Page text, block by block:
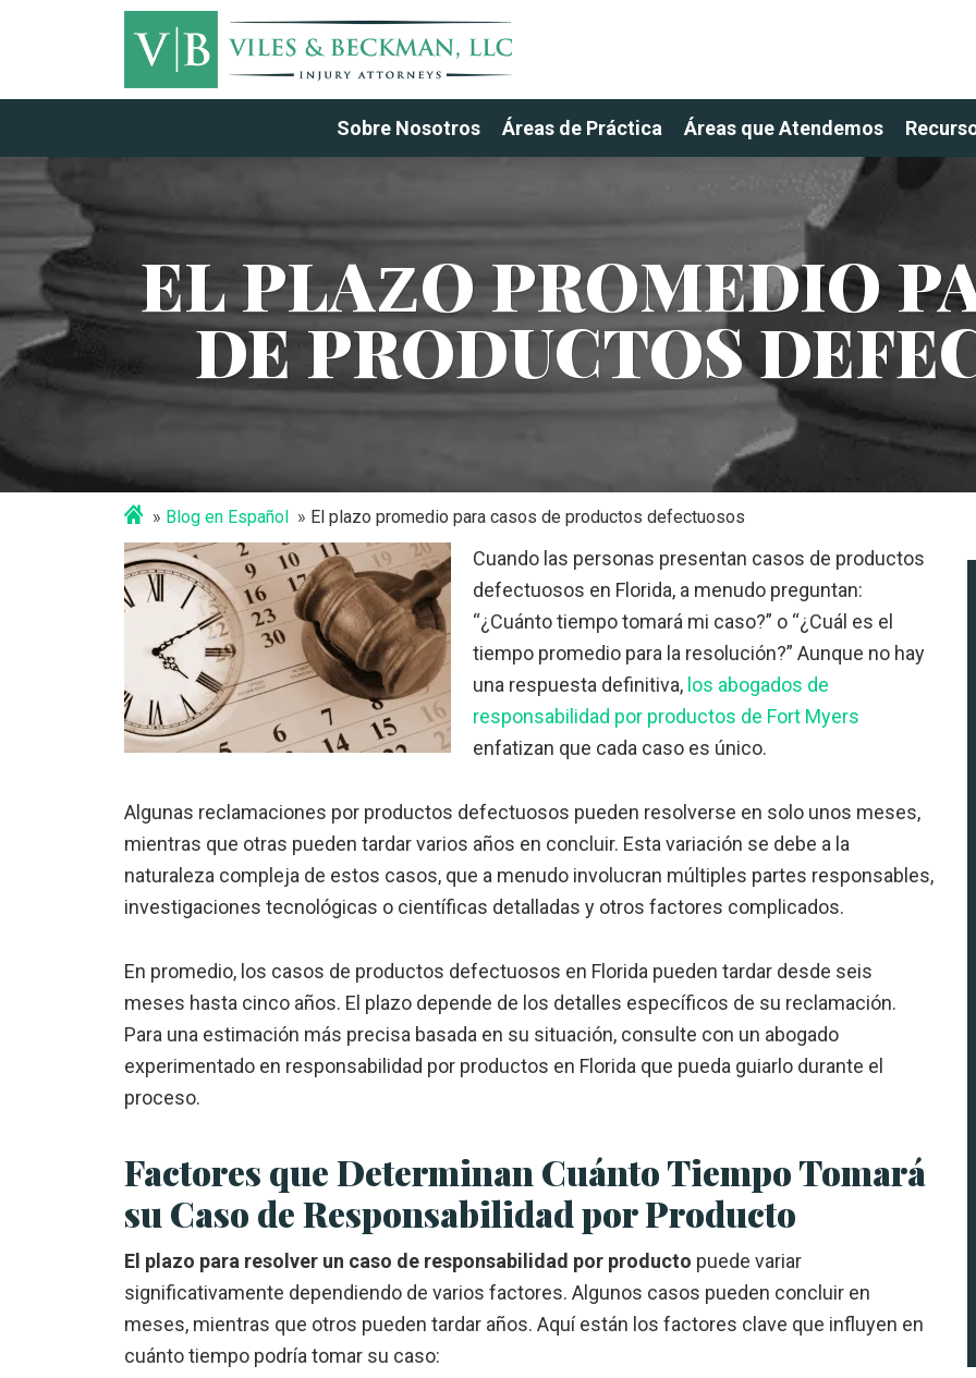
Sobre Nosotros Áreas de Práctica Áreas que Atendemos
EL PLAZO PROMEDIO
DE PRODUCTOS
Blog en Español El plazo promedio para casos de productos defectuosos
Cuando las personas presentan casos de productos
defectuosos en Florida, a menudo preguntan:
“¿Cuánto tiempo tomará mi caso?” o “¿Cuál es el
tiempo promedio para la resolución?” Aunque no hay
una respuesta definitiva, los abogados de
responsabilidad por productos de Fort Myers
enfatizan que cada caso es único.
Algunas reclamaciones por productos defectuosos pueden resolverse en solo unos meses,
mientras que otras pueden tardar varios años en concluir. Esta variación se debe a la
naturaleza compleja de estos casos, que a menudo involucran múltiples partes responsables,
investigaciones tecnológicas o científicas detalladas y otros factores complicados.
En promedio, los casos de productos defectuosos en Florida pueden tardar desde seis
meses hasta cinco años. El plazo depende de los detalles específicos de su reclamación.
Para una estimación más precisa basada en su situación, consulte con un abogado
experimentado en responsabilidad por productos en Florida que pueda guiarlo durante el
proceso.
Factores que Determinan Cuánto Tiempo Tomará
su Caso de Responsabilidad por Producto
El plazo para resolver un caso de responsabilidad por producto puede variar
significativamente dependiendo de varios factores. Algunos casos pueden concluir en
meses, mientras que otros pueden tardar años. Aquí están los factores clave que influyen en
cuánto tiempo podría tomar su caso: